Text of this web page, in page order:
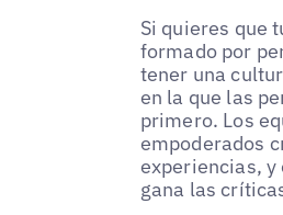
Si quieres que
formado por
tener una
en la que las
primero. Los
empoderados
experiencias, y
gana las